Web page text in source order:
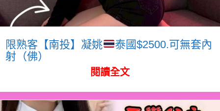
限熟客【南投】凝姚
泰國$2500.可無套內
射（佛）
閱讀全文